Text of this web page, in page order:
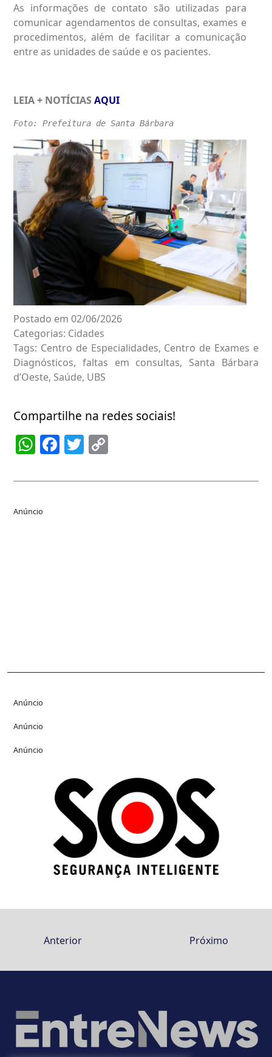
As informações de contato são utilizadas para
comunicar agendamentos de consultas, exames e
procedimentos, além de facilitar a comunicação
entre as unidades de saúde e os pacientes.
LEIA + NOTÍCIAS AQUI
Foto: Prefeitura de Santa Bárbara
Postado em 02/06/2026
Categorias: Cidades
Tags: Centro de Especialidades, Centro de Exames e
Diagnósticos, faltas em consultas, Santa Bárbara
d’Oeste, Saúde, UBS
Compartilhe na redes sociais!
WhatsApp
Facebook
Twitter
Anúncio
Anúncio
Anúncio
Anúncio
Anterior Próximo